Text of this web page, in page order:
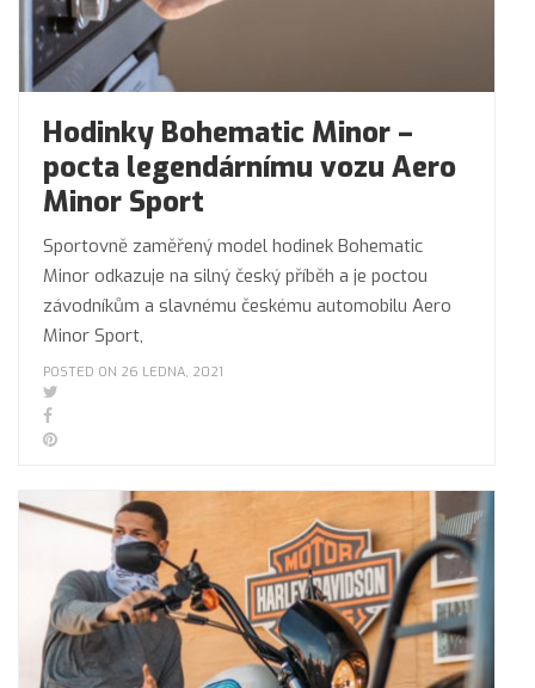
Hodinky Bohematic Minor –
pocta legendárnímu vozu Aero
Minor Sport
Sportovně zaměřený model hodinek Bohematic
Minor odkazuje na silný český příběh a je poctou
závodníkům a slavnému českému automobilu Aero
Minor Sport,
POSTED ON 26 LEDNA, 2021